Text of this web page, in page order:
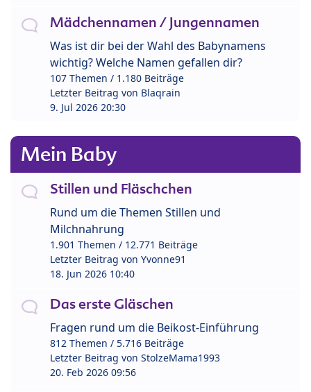
Mädchennamen / Jungennamen
Was ist dir bei der Wahl des Babynamens
wichtig? Welche Namen gefallen dir?
107 Themen / 1.180 Beiträge
Letzter Beitrag von Blaqrain
9. Jul 2026 20:30
Mein Baby
Stillen und Fläschchen
Rund um die Themen Stillen und
Milchnahrung
1.901 Themen / 12.771 Beiträge
Letzter Beitrag von Yvonne91
18. Jun 2026 10:40
Das erste Gläschen
Fragen rund um die Beikost-Einführung
812 Themen / 5.716 Beiträge
Letzter Beitrag von StolzeMama1993
20. Feb 2026 09:56